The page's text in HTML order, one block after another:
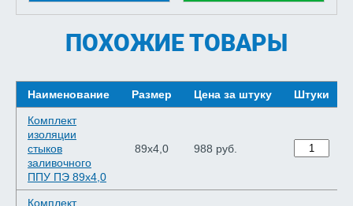
ПОХОЖИЕ ТОВАРЫ
Наименование Размер Цена за штуку Штуки
Комплект
изоляции
стыков
заливочного
ППУ ПЭ 89х4,0
89х4,0 988 руб.
Комплект